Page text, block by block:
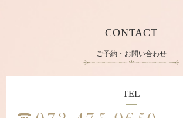
CONTACT
ご予約・お問い合わせ
TEL